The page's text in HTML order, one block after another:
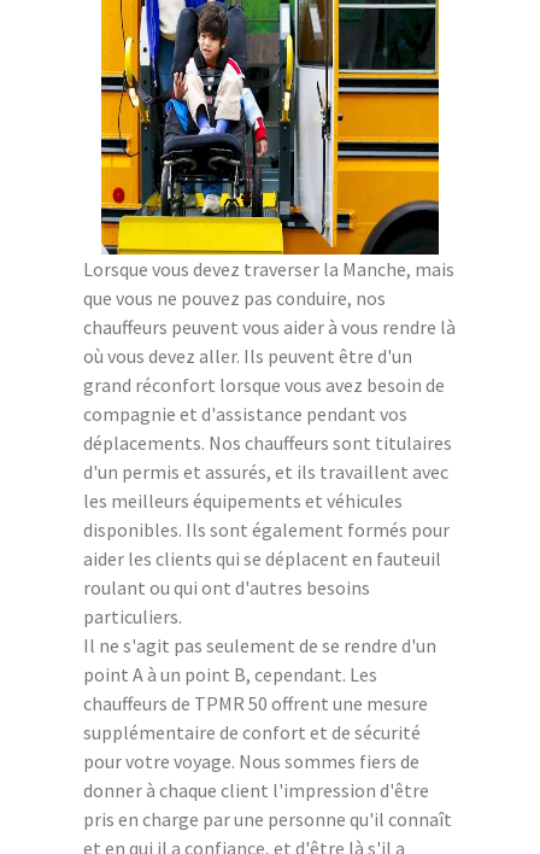
Lorsque vous devez traverser la Manche, mais
que vous ne pouvez pas conduire, nos
chauffeurs peuvent vous aider à vous rendre là
où vous devez aller. Ils peuvent être d'un
grand réconfort lorsque vous avez besoin de
compagnie et d'assistance pendant vos
déplacements. Nos chauffeurs sont titulaires
d'un permis et assurés, et ils travaillent avec
les meilleurs équipements et véhicules
disponibles. Ils sont également formés pour
aider les clients qui se déplacent en fauteuil
roulant ou qui ont d'autres besoins
particuliers.
Il ne s'agit pas seulement de se rendre d'un
point A à un point B, cependant. Les
chauffeurs de TPMR 50 offrent une mesure
supplémentaire de confort et de sécurité
pour votre voyage. Nous sommes fiers de
donner à chaque client l'impression d'être
pris en charge par une personne qu'il connaît
et en qui il a confiance, et d'être là s'il a